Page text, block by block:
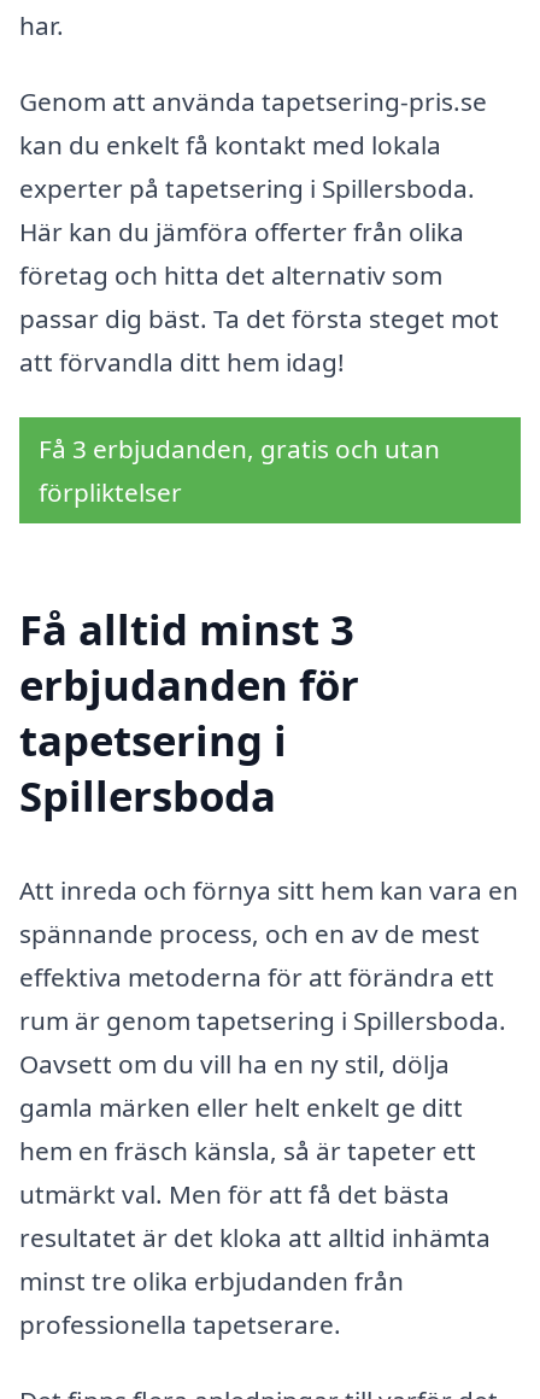
har.
Genom att använda tapetsering-pris.se
kan du enkelt få kontakt med lokala
experter på tapetsering i Spillersboda.
Här kan du jämföra offerter från olika
företag och hitta det alternativ som
passar dig bäst. Ta det första steget mot
att förvandla ditt hem idag!
Få 3 erbjudanden, gratis och utan
förpliktelser
Få alltid minst 3
erbjudanden för
tapetsering i
Spillersboda
Att inreda och förnya sitt hem kan vara en
spännande process, och en av de mest
effektiva metoderna för att förändra ett
rum är genom tapetsering i Spillersboda.
Oavsett om du vill ha en ny stil, dölja
gamla märken eller helt enkelt ge ditt
hem en fräsch känsla, så är tapeter ett
utmärkt val. Men för att få det bästa
resultatet är det kloka att alltid inhämta
minst tre olika erbjudanden från
professionella tapetserare.